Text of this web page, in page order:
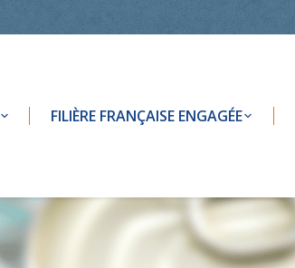
FILIÈRE FRANÇAISE ENGAGÉE